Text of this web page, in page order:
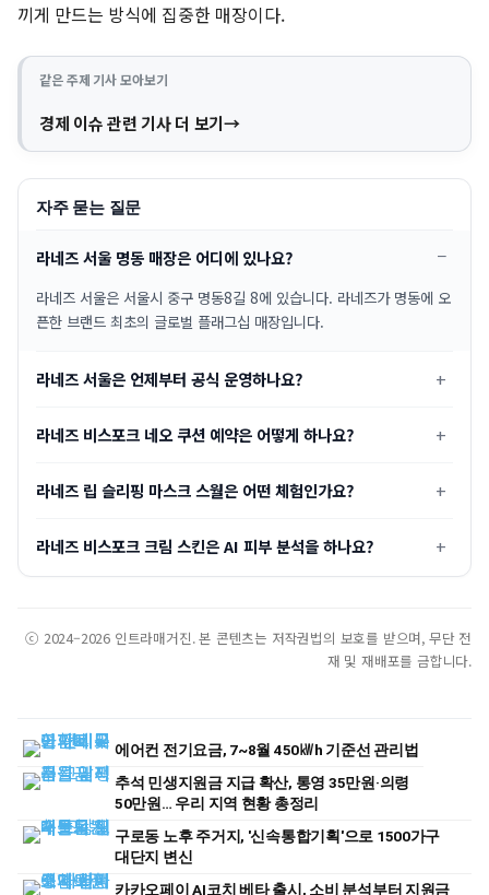
끼게 만드는 방식에 집중한 매장이다.
같은 주제 기사 모아보기
경제 이슈 관련 기사 더 보기
자주 묻는 질문
라네즈 서울 명동 매장은 어디에 있나요?
라네즈 서울은 서울시 중구 명동8길 8에 있습니다. 라네즈가 명동에 오
픈한 브랜드 최초의 글로벌 플래그십 매장입니다.
라네즈 서울은 언제부터 공식 운영하나요?
라네즈 비스포크 네오 쿠션 예약은 어떻게 하나요?
라네즈 립 슬리핑 마스크 스월은 어떤 체험인가요?
라네즈 비스포크 크림 스킨은 AI 피부 분석을 하나요?
ⓒ 2024–2026 인트라매거진. 본 콘텐츠는 저작권법의 보호를 받으며, 무단 전
재 및 재배포를 금합니다.
에어컨 전기요금, 7~8월 450㎾h 기준선 관리법
추석 민생지원금 지급 확산, 통영 35만원·의령
50만원… 우리 지역 현황 총정리
구로동 노후 주거지, '신속통합기획'으로 1500가구
대단지 변신
카카오페이 AI코치 베타 출시, 소비 분석부터 지원금